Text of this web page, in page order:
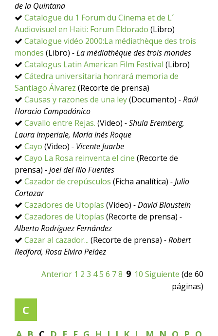
de la Quintana
Catalogue du 1 Forum du Cinema et de L´
Audiovisuel en Haiti: Forum Eldorado (Libro)
Catalogue vidéo 2000:La médiathèque des trois
mondes (Libro) - La médiathèque des trois mondes
Catalogus Latin American Film Festival (Libro)
Cátedra universitaria honrará memoria de
Santiago Álvarez (Recorte de prensa)
Causas y razones de una ley(Documento) - Raúl
Horacio Campodónico
Cavallo entre Rejas. (Video) - Shula Eremberg,
Laura Imperiale, María Inés Roque
Cayo (Video) - Vicente Juarbe
Cayo La Rosa reinventa el cine (Recorte de
prensa) - Joel del Río Fuentes
Cazador de crepúsculos (Ficha analítica) - Julio
Cortazar
Cazadores de Utopías (Video) - David Blaustein
Cazadores de Utopías (Recorte de prensa) -
Alberto Rodríguez Fernández
Cazar al cazador... (Recorte de prensa) - Robert
Redford, Rosa Elvira Peláez
Anterior 1 2 3 45 6 78 9 10 Siguiente (de 60
páginas)
C